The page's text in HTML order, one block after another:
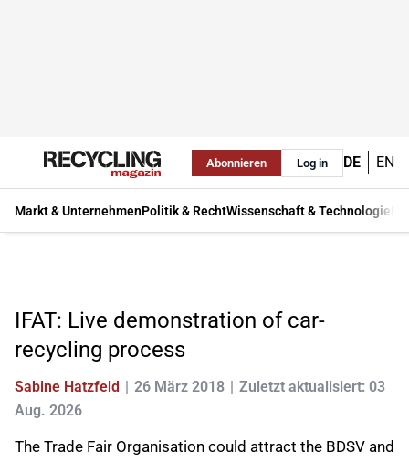
Abonnieren Log in DE EN
Markt & UnternehmenPolitik & RechtWissenschaft & Technologie
IFAT: Live demonstration of car-
recycling process
Sabine Hatzfeld 26 März 2018
Zuletzt aktualisiert: 03
Aug. 2026
The Trade Fair Organisation could attract the BDSV and